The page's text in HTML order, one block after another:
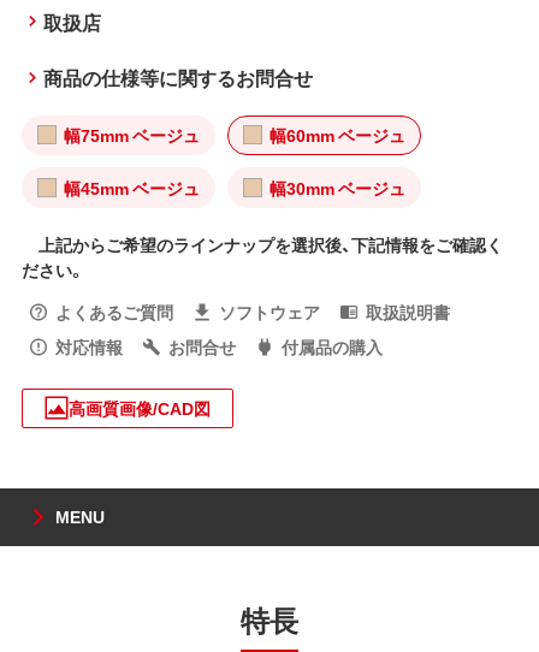
取扱店
商品の仕様等に関するお問合せ
幅75mm ベージュ 幅60mm ベージュ
幅45mm ベージュ 幅30mm ベージュ
上記からご希望のラインナップを選択後、下記情報をご確認く
ださい。
よくあるご質問
ソフトウェア
取扱説明書
対応情報
お問合せ 付属品の購入
高画質画像/CAD図
MENU
特長